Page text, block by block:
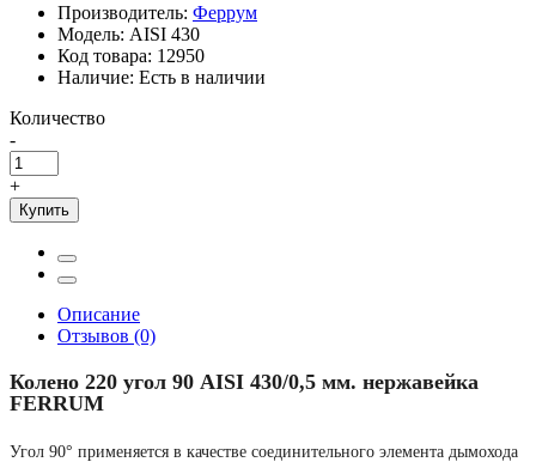
Производитель: Феррум
Модель: AISI 430
Код товара: 12950
Наличие: Есть в наличии
Количество
-
+
Купить
Описание
Отзывов (0)
Колено 220 угол 90 AISI 430/0,5 мм. нержавейка
FERRUM
Угол 90° применяется в качестве соединительного элемента дымохода